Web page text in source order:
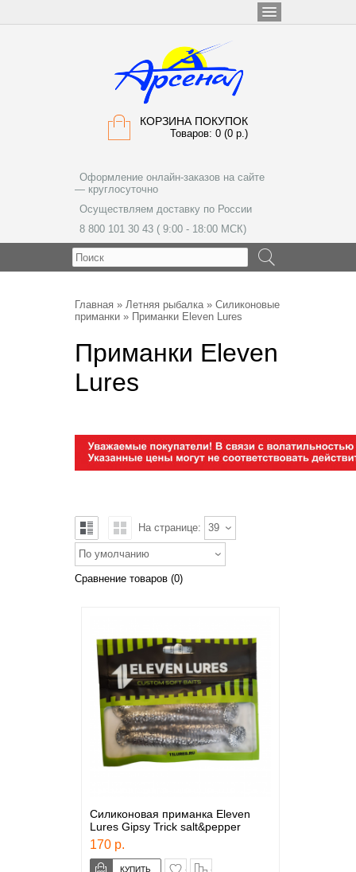
КОРЗИНА ПОКУПОК
Товаров: 0 (0 р.)
Оформление онлайн-заказов на сайте
— круглосуточно
Осуществляем доставку по России
8 800 101 30 43 ( 9:00 - 18:00 МСК)
Главная » Летняя рыбалка» Силиконовые
приманки » Приманки Eleven Lures
Приманки Eleven
Lures
На странице: 39
По умолчанию
Сравнение товаров (0)
Силиконовая приманка Eleven
Lures Gipsy Trick salt&pepper
170 р.
в закладки